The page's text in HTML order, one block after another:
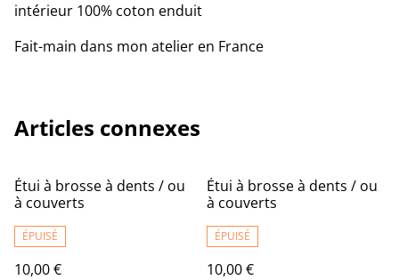
intérieur 100% coton enduit
Fait-main dans mon atelier en France
Articles connexes
Étui à brosse à dents / ou
à couverts
ÉPUISÉ
10,00 €
Étui à brosse à dents / ou
à couverts
ÉPUISÉ
10,00 €